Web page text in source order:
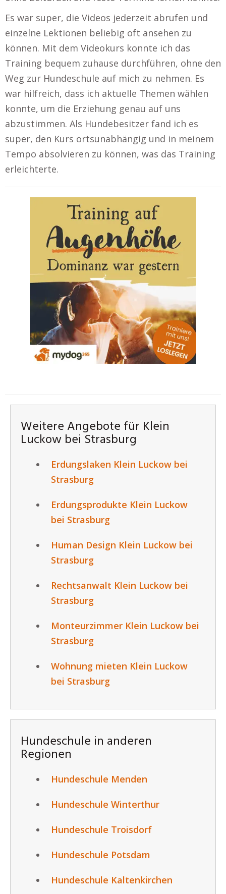
Es war super, die Videos jederzeit abrufen und
einzelne Lektionen beliebig oft ansehen zu
können. Mit dem Videokurs konnte ich das
Training bequem zuhause durchführen, ohne den
Weg zur Hundeschule auf mich zu nehmen. Es
war hilfreich, dass ich aktuelle Themen wählen
konnte, um die Erziehung genau auf uns
abzustimmen. Als Hundebesitzer fand ich es
super, den Kurs ortsunabhängig und in meinem
Tempo absolvieren zu können, was das Training
erleichterte.
Weitere Angebote für Klein
Luckow bei Strasburg
Erdungslaken Klein Luckow bei
Strasburg
Erdungsprodukte Klein Luckow
bei Strasburg
Human Design Klein Luckow bei
Strasburg
Rechtsanwalt Klein Luckow bei
Strasburg
Monteurzimmer Klein Luckow bei
Strasburg
Wohnung mieten Klein Luckow
bei Strasburg
Hundeschule in anderen
Regionen
Hundeschule Menden
Hundeschule Winterthur
Hundeschule Troisdorf
Hundeschule Potsdam
Hundeschule Kaltenkirchen